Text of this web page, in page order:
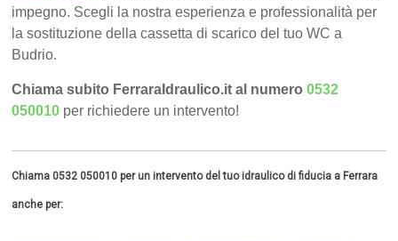
impegno. Scegli la nostra esperienza e professionalità per
la sostituzione della cassetta di scarico del tuo WC a
Budrio.
Chiama subito FerraraIdraulico.it al numero0532
050010 per richiedere un intervento!
Chiama 0532 050010 per un intervento del tuo idraulico di fiducia a Ferrara
anche per: